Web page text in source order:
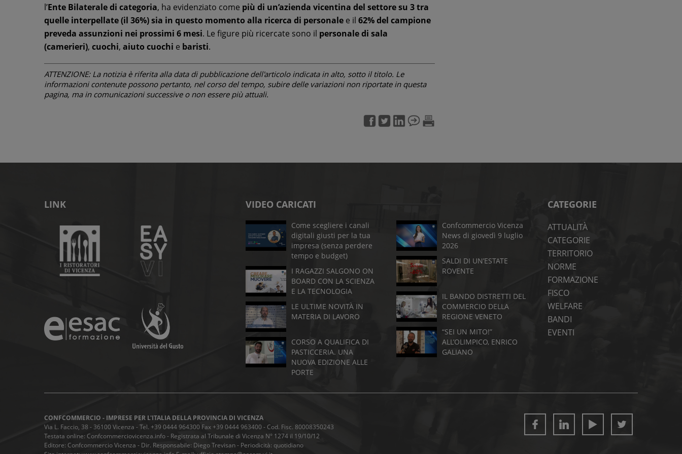
l’Ente Bilaterale di categoria, ha evidenziato come più di un’azienda vicentina del settore su 3 tra
quelle interpellate (il 36%) sia in questo momento alla ricerca di personale e il 62% del campione
preveda assunzioni nei prossimi 6 mesi. Le figure più ricercate sono il personale di sala
(camerieri), cuochi, aiuto cuochi e baristi.
ATTENZIONE: La notizia è riferita alla data di pubblicazione dell'articolo indicata in alto, sotto il titolo. Le
informazioni contenute possono pertanto, nel corso del tempo, subire delle variazioni non riportate in questa
pagina, ma in comunicazioni successive o non essere più attuali.
LINK CATEGORIE
ATTUALITÀ
CATEGORIE
TERRITORIO
NORME
FORMAZIONE
FISCO
WELFARE
BANDI
EVENTI
VIDEO CARICATI
Come scegliere i canali
digitali giusti per la tua
impresa (senza perdere
tempo e budget)
I RAGAZZI SALGONO ON
BOARD CON LA SCIENZA
E LA TECNOLOGIA
LE ULTIME NOVITÀ IN
MATERIA DI LAVORO
CORSO A QUALIFICA DI
PASTICCERIA. UNA
NUOVA EDIZIONE ALLE
PORTE
Confcommercio Vicenza
News di giovedì 9 luglio
2026
SALDI DI UN’ESTATE
ROVENTE
IL BANDO DISTRETTI DEL
COMMERCIO DELLA
REGIONE VENETO
“SEI UN MITO!”
ALL’OLIMPICO, ENRICO
GALIANO
CONFCOMMERCIO - IMPRESE PER L'ITALIA DELLA PROVINCIA DI VICENZA
Via L. Faccio, 38 - 36100 Vicenza - Tel. +39 0444 964300 Fax +39 0444 963400 - Cod. Fisc. 80008350243
Testata online: Confcommerciovicenza.info - Registrata al Tribunale di Vicenza N° 1274 il 19/10/12
Editore: Confcommercio Vicenza - Dir. Responsabile: Diego Trevisan - Periodicità: quotidiano